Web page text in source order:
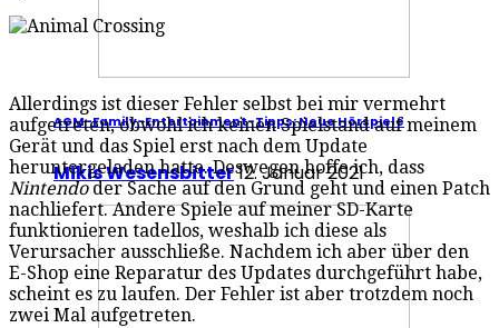
AGM-Family-Entertainment-Tipps: Neue Hörspiele
Mikis Wesensbitter12. Januar 2021
Allerdings ist dieser Fehler selbst bei mir vermehrt
aufgetreten, obwohl ich keinen Spielstand auf meinem
Gerät und das Spiel erst nach dem Update
heruntergeladen hatte. Deswegen hoffe ich, dass
Nintendoder Sache auf den Grund geht und einen Patch
nachliefert. Andere Spiele auf meiner SD-Karte
funktionieren tadellos, weshalb ich diese als
Verursacher ausschließe. Nachdem ich aber über den
E-Shop eine Reparatur des Updates durchgeführt habe,
scheint es zu laufen. Der Fehler ist aber trotzdem noch
zwei Mal aufgetreten.